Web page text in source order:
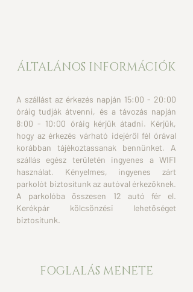
ÁLTALÁNOS INFORMÁCIÓK
A szállást az érkezés napján 15:00 - 20:00
óráig tudják átvenni, és a távozás napján
8:00 - 10:00 óráig kérjük átadni. Kérjük,
hogy az érkezés várható idejéről fél órával
korábban tájékoztassanak bennünket. A
szállás egész területén ingyenes a WIFI
használat. Kényelmes, ingyenes zárt
parkolót biztosítunk az autóval érkezőknek.
A parkolóba összesen 12 autó fér el.
Kerékpár kölcsönzési lehetőséget
biztosítunk.
FOGLALÁS MENETE